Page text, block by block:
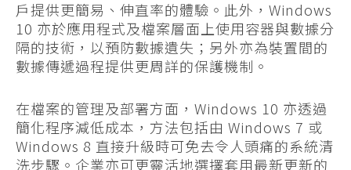
戶提供更簡易、伸直率的體驗。此外，Windows
10 亦於應用程式及檔案層面上使用容器與數據分
隔的技術，以預防數據遺失；另外亦為裝置間的
數據傳遞過程提供更周詳的保護機制。
在檔案的管理及部署方面，Windows 10 亦透過
簡化程序減低成本，方法包括由 Windows 7 或
Windows 8 直接升級時可免去令人頭痛的系統清
洗步驟。企業亦可更靈活地選擇套用最新更新的